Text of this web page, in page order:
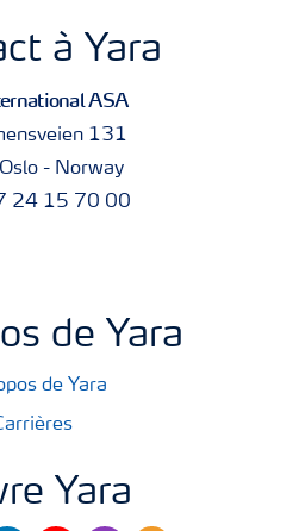
à Yara
ASA
131
- Norway
24 15 70 00
de Yara
de Yara
Yara